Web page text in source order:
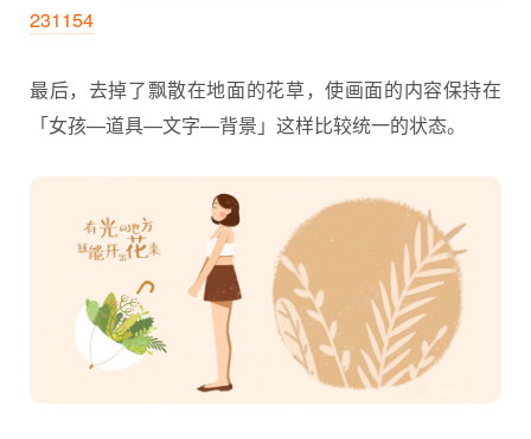
231154
最后，去掉了飘散在地面的花草，使画面的内容保持在
「女孩—道具—文字—背景」这样比较统一的状态。